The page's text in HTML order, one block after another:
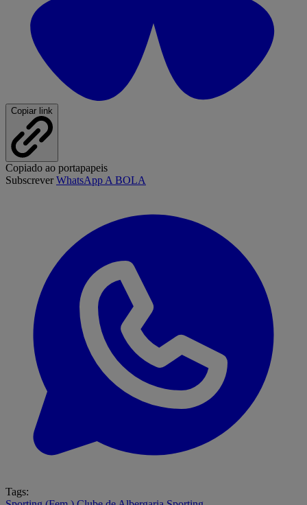
Copiar link
Copiado ao portapapeis
SubscreverWhatsApp A BOLA
Tags: